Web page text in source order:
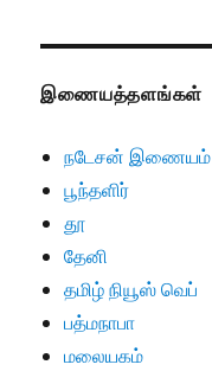
இணையத்தளங்கள்
நடேசன் இணையம்
பூந்தளிர்
தூ
தேனி
தமிழ் நியூஸ் வெப்
பத்மநாபா
மலையகம்